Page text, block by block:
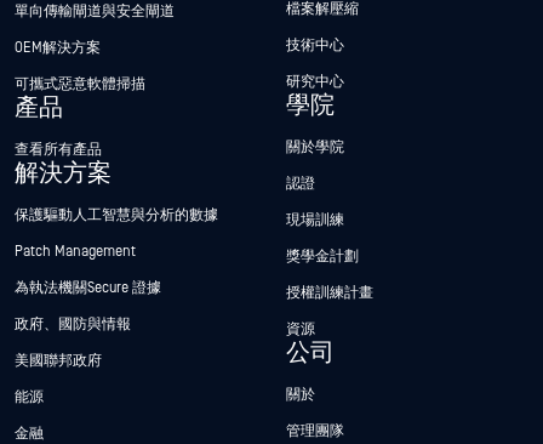
單向傳輸閘道與安全閘道
OEM解決方案
可攜式惡意軟體掃描
產品
查看所有產品
解決方案
保護驅動人工智慧與分析的數據
Patch Management
為執法機關Secure 證據
政府、國防與情報
美國聯邦政府
能源
金融
檔案解壓縮
技術中心
研究中心
學院
關於學院
認證
現場訓練
獎學金計劃
授權訓練計畫
資源
公司
關於
管理團隊